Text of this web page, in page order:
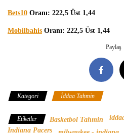
Bets10 Oranı: 222,5 Üst 1,44
Mobilbahis Oranı: 222,5 Üst 1,44
Paylaş
Kategori İddaa Tahmin
Etiketler Basketbol Tahmin
Indiana Pacers